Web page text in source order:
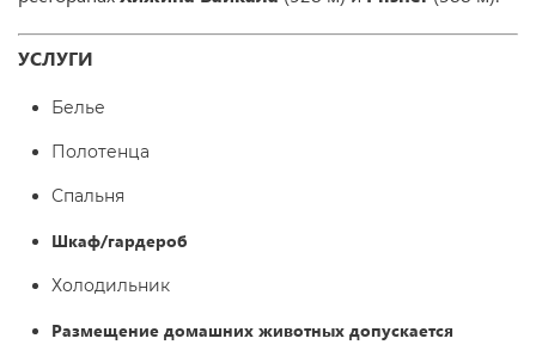
УСЛУГИ
Белье
Полотенца
Спальня
Шкаф/гардероб
Холодильник
Размещение домашних животных допускается